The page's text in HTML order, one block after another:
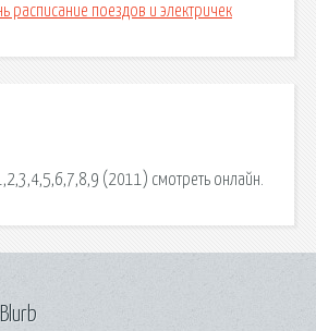
расписание поездов и электричек
(2011) смотреть онлайн.